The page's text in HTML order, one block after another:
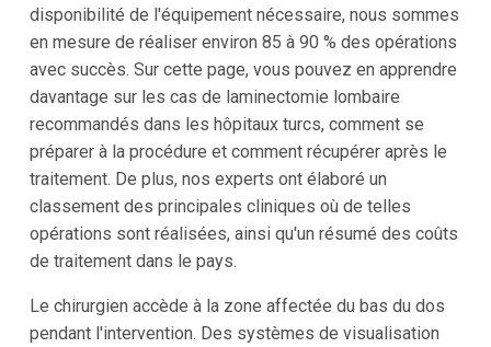
disponibilité de l'équipement nécessaire, nous sommes
en mesure de réaliser environ 85 à 90 % des opérations
avec succès. Sur cette page, vous pouvez en apprendre
davantage sur les cas de laminectomie lombaire
recommandés dans les hôpitaux turcs, comment se
préparer à la procédure et comment récupérer après le
traitement. De plus, nos experts ont élaboré un
classement des principales cliniques où de telles
opérations sont réalisées, ainsi qu'un résumé des coûts
de traitement dans le pays.
Le chirurgien accède à la zone affectée du bas du dos
pendant l'intervention. Des systèmes de visualisation